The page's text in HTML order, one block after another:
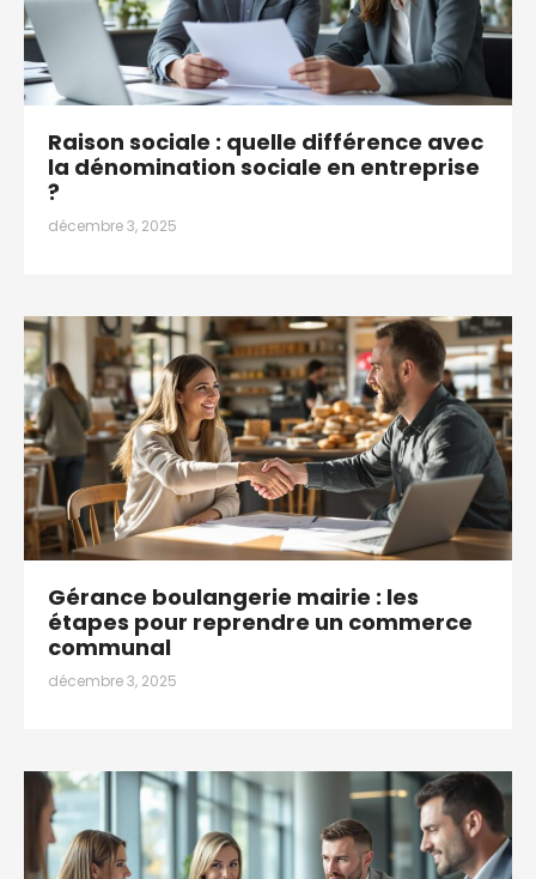
Raison sociale : quelle différence avec
la dénomination sociale en entreprise
?
décembre 3, 2025
Gérance boulangerie mairie : les
étapes pour reprendre un commerce
communal
décembre 3, 2025